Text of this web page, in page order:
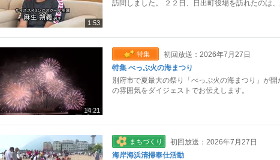
1:53
訪問しました。 ２２日、日出町役場を訪れたのは
14:21
特集
初回放送：2026年7月27日
特集 べっぷ火の海まつり
別府市で夏最大の祭り「べっぷ火の海まつり」が
の雰囲気をダイジェストでお伝えします。
まちづくり
初回放送：2026年7月27日
海岸海浜清掃奉仕活動